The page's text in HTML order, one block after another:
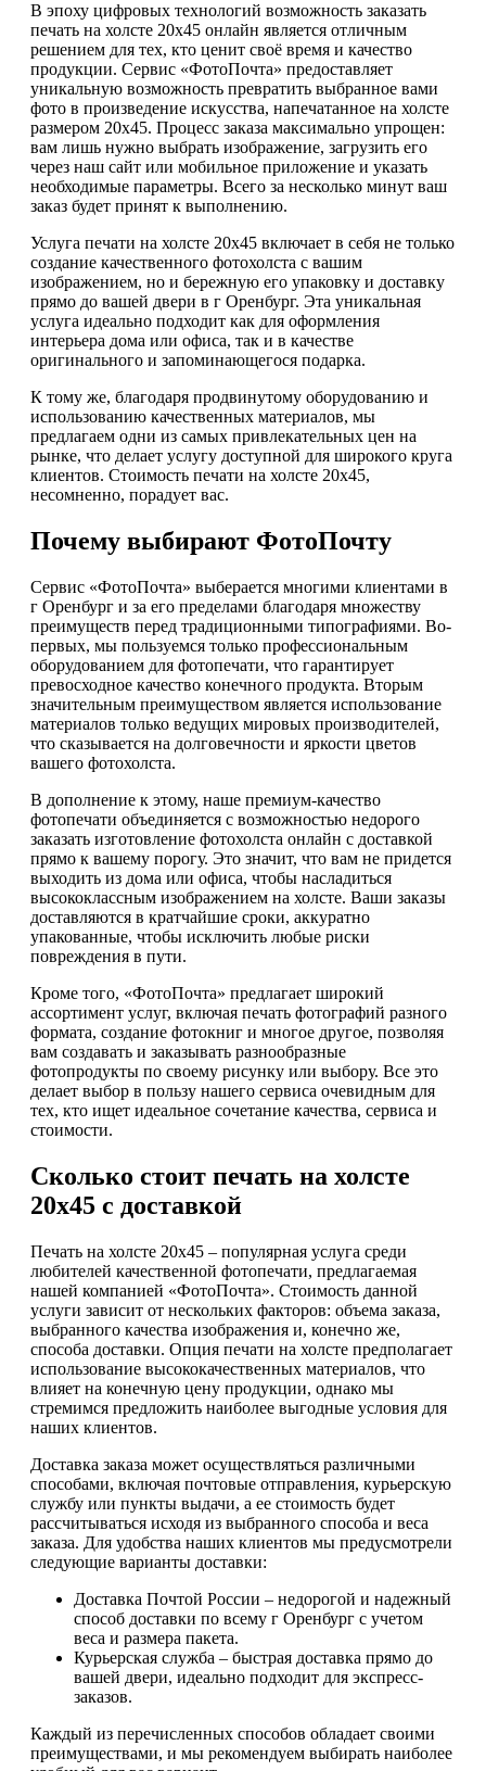
В эпоху цифровых технологий возможность заказать
печать на холсте 20х45 онлайн является отличным
решением для тех, кто ценит своё время и качество
продукции. Сервис «ФотоПочта» предоставляет
уникальную возможность превратить выбранное вами
фото в произведение искусства, напечатанное на холсте
размером 20х45. Процесс заказа максимально упрощен:
вам лишь нужно выбрать изображение, загрузить его
через наш сайт или мобильное приложение и указать
необходимые параметры. Всего за несколько минут ваш
заказ будет принят к выполнению.
Услуга печати на холсте 20х45 включает в себя не только
создание качественного фотохолста с вашим
изображением, но и бережную его упаковку и доставку
прямо до вашей двери в г Оренбург. Эта уникальная
услуга идеально подходит как для оформления
интерьера дома или офиса, так и в качестве
оригинального и запоминающегося подарка.
К тому же, благодаря продвинутому оборудованию и
использованию качественных материалов, мы
предлагаем одни из самых привлекательных цен на
рынке, что делает услугу доступной для широкого круга
клиентов. Стоимость печати на холсте 20х45,
несомненно, порадует вас.
Почему выбирают ФотоПочту
Сервис «ФотоПочта» выберается многими клиентами в
г Оренбург и за его пределами благодаря множеству
преимуществ перед традиционными типографиями. Во-
первых, мы пользуемся только профессиональным
оборудованием для фотопечати, что гарантирует
превосходное качество конечного продукта. Вторым
значительным преимуществом является использование
материалов только ведущих мировых производителей,
что сказывается на долговечности и яркости цветов
вашего фотохолста.
В дополнение к этому, наше премиум-качество
фотопечати объединяется с возможностью недорого
заказать изготовление фотохолста онлайн с доставкой
прямо к вашему порогу. Это значит, что вам не придется
выходить из дома или офиса, чтобы насладиться
высококлассным изображением на холсте. Ваши заказы
доставляются в кратчайшие сроки, аккуратно
упакованные, чтобы исключить любые риски
повреждения в пути.
Кроме того, «ФотоПочта» предлагает широкий
ассортимент услуг, включая печать фотографий разного
формата, создание фотокниг и многое другое, позволяя
вам создавать и заказывать разнообразные
фотопродукты по своему рисунку или выбору. Все это
делает выбор в пользу нашего сервиса очевидным для
тех, кто ищет идеальное сочетание качества, сервиса и
стоимости.
Сколько стоит печать на холсте
20х45 с доставкой
Печать на холсте 20х45 – популярная услуга среди
любителей качественной фотопечати, предлагаемая
нашей компанией «ФотоПочта». Стоимость данной
услуги зависит от нескольких факторов: объема заказа,
выбранного качества изображения и, конечно же,
способа доставки. Опция печати на холсте предполагает
использование высококачественных материалов, что
влияет на конечную цену продукции, однако мы
стремимся предложить наиболее выгодные условия для
наших клиентов.
Доставка заказа может осуществляться различными
способами, включая почтовые отправления, курьерскую
службу или пункты выдачи, а ее стоимость будет
рассчитываться исходя из выбранного способа и веса
заказа. Для удобства наших клиентов мы предусмотрели
следующие варианты доставки:
Доставка Почтой России – недорогой и надежный
способ доставки по всему г Оренбург с учетом
веса и размера пакета.
Курьерская служба – быстрая доставка прямо до
вашей двери, идеально подходит для экспресс-
заказов.
Каждый из перечисленных способов обладает своими
преимуществами, и мы рекомендуем выбирать наиболее